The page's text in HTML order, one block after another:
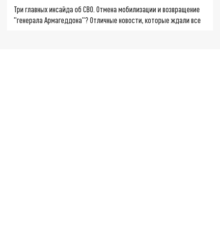
Три главных инсайда об СВО. Отмена мобилизации и возвращение
"генерала Армагеддона"? Отличные новости, которые ждали все